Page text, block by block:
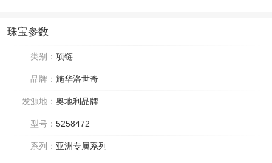
珠宝参数
类别： 项链
品牌： 施华洛世奇
发源地： 奥地利品牌
型号： 5258472
系列： 亚洲专属系列